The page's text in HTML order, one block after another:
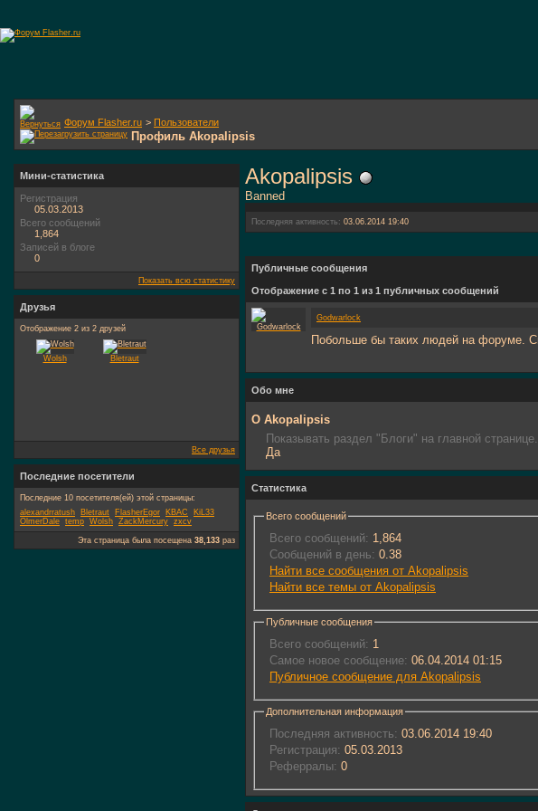
Форум Flasher.ru > Пользователи
Профиль Akopalipsis
Akopalipsis
Banned
Последняя активность: 03.06.2014 19:40
Публичные сообщения
Отображение с 1 по 1 из 1 публичных сообщений
Godwarlock
Побольше бы таких людей на форуме.
Обо мне
О Akopalipsis
Показывать раздел "Блоги" на главной странице.
Да
Статистика
Всего сообщений
Всего сообщений: 1,864
Сообщений в день: 0.38
Найти все сообщения от Akopalipsis
Найти все темы от Akopalipsis
Публичные сообщения
Всего сообщений: 1
Самое новое сообщение: 06.04.2014 01:15
Публичное сообщение для Akopalipsis
Дополнительная информация
Последняя активность: 03.06.2014 19:40
Регистрация: 05.03.2013
Реферралы: 0
Мини-статистика
Регистрация
05.03.2013
Всего сообщений
1,864
Записей в блоге
0
Показать всю статистику
Друзья
Отображение 2 из 2 друзей
Wolsh Bletraut
Все друзья
Последние посетители
Последние 10 посетителя(ей) этой страницы:
alexandrratush
Bletraut FlasherEgor KBAC
KiL33
OlmerDale temp Wolsh ZackMercury zxcv
Эта страница была посещена 38,133 раз